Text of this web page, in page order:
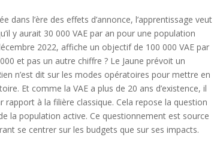
l’ère des effets d’annonce, l’apprentissage veut
y aurait 30 000 VAE par an pour une population
2022, affiche un objectif de 100 000 VAE par
et pas un autre chiffre ? Le Jaune prévoit un
n’est dit sur les modes opératoires pour mettre en
Et comme la VAE a plus de 20 ans d’existence, il
à la filière classique. Cela repose la question
la population active. Ce questionnement est source
se centrer sur les budgets que sur ses impacts.